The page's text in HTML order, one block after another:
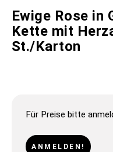
Ewige Rose in
Kette mit
St./Karton
Für Preise bitte
ANMELDEN!